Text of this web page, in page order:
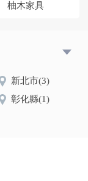
柚木家具
新北市(3)
彰化縣(1)